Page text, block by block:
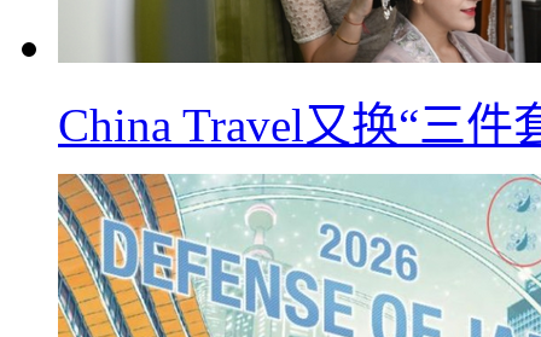
China Travel又换“三